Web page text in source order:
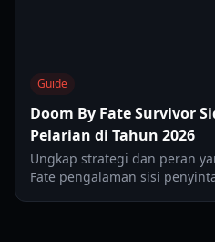
Guide
Doom By Fate Survivor
Pelarian di Tahun 2026
Ungkap strategi dan peran
Fate pengalaman sisi